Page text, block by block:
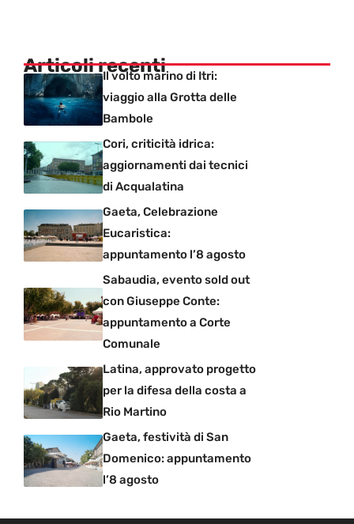
Articoli recenti
Il volto marino di Itri:
viaggio alla Grotta delle
Bambole
Cori, criticità idrica:
aggiornamenti dai tecnici
di Acqualatina
Gaeta, Celebrazione
Eucaristica:
appuntamento l’8 agosto
Sabaudia, evento sold out
con Giuseppe Conte:
appuntamento a Corte
Comunale
Latina, approvato progetto
per la difesa della costa a
Rio Martino
Gaeta, festività di San
Domenico: appuntamento
l’8 agosto